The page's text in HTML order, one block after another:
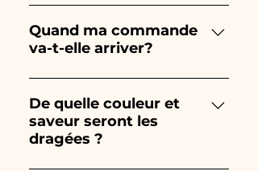
Ceramiche Ania crée et peint
entièrement à la main, donc
leur création prend beaucoup
quantité, nous vous
recommandons donc toujours
de passer votre commande 1/2
Quand ma commande
va-t-elle arriver?
La réception de la commande
est garantie 10/15 jours avant
l'événement.
De quelle couleur et
saveur seront les
dragées ?